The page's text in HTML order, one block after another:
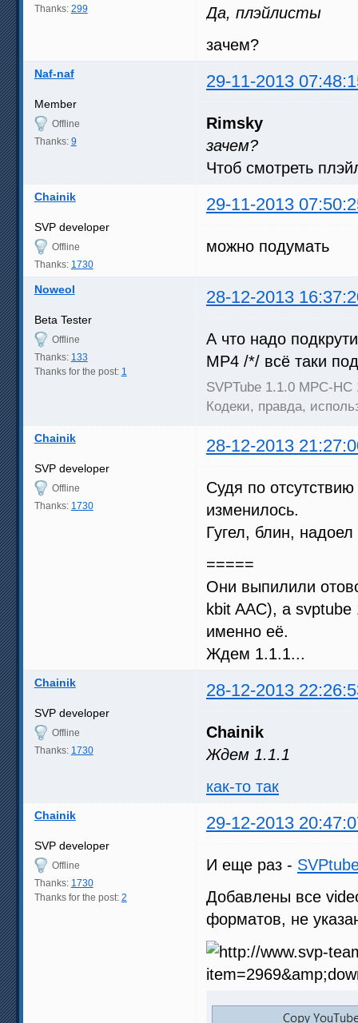
Thanks: 299
Да, плэйлисты
зачем?
Naf-naf 29-11-2013
Member
Offline
Thanks: 9
Rimsky
зачем?
Чтоб смотреть
Chainik 29-11-2013
SVP developer
Offline
Thanks: 1730
можно подумать
Noweol 28-12-2013
Beta Tester
Offline
Thanks: 133
Thanks for the post: 1
А что надо
MP4 /*/ всё таки
SVPTube 1.1.0 MPC-HC
Кодеки, правда,
Chainik 28-12-2013
SVP developer
Offline
Thanks: 1730
Судя по
изменилось.
Гугел, блин,
=====
Они выпилили
kbit AAC), а
именно её.
Ждем 1.1.1...
Chainik 28-12-2013
SVP developer
Offline
Thanks: 1730
Chainik
Ждем 1.1.1
как-то так
Chainik 29-12-2013
SVP developer
Offline
Thanks: 1730
Thanks for the post: 2
И еще раз -
Добавлены все
форматов, не